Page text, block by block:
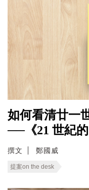
如何看清廿一
──《21 世紀
撰文 鄭國威
提案on the desk